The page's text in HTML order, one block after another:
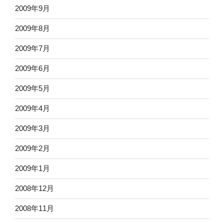
2009年9月
2009年8月
2009年7月
2009年6月
2009年5月
2009年4月
2009年3月
2009年2月
2009年1月
2008年12月
2008年11月